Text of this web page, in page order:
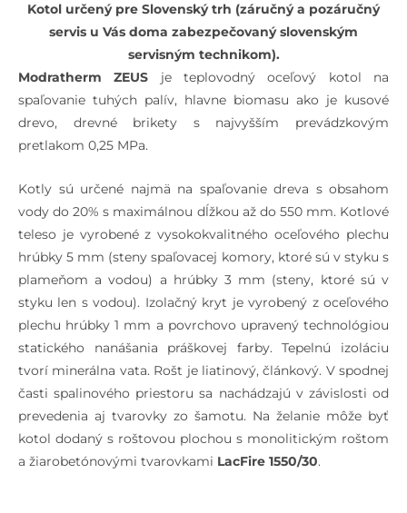
Kotol určený pre Slovenský trh (záručný a pozáručný
servis u Vás doma zabezpečovaný slovenským
servisným technikom).
Modratherm ZEUS je teplovodný oceľový kotol na
spaľovanie tuhých palív, hlavne biomasu ako je kusové
drevo, drevné brikety s najvyšším prevádzkovým
pretlakom 0,25 MPa.
Kotly sú určené najmä na spaľovanie dreva s obsahom
vody do 20% s maximálnou dĺžkou až do 550 mm. Kotlové
teleso je vyrobené z vysokokvalitného oceľového plechu
hrúbky 5 mm (steny spaľovacej komory, ktoré sú v styku s
plameňom a vodou) a hrúbky 3 mm (steny, ktoré sú v
styku len s vodou). Izolačný kryt je vyrobený z oceľového
plechu hrúbky 1 mm a povrchovo upravený technológiou
statického nanášania práškovej farby. Tepelnú izoláciu
tvorí minerálna vata. Rošt je liatinový, článkový. V spodnej
časti spalinového priestoru sa nachádzajú v závislosti od
prevedenia aj tvarovky zo šamotu. Na želanie môže byť
kotol dodaný s roštovou plochou s monolitickým roštom
a žiarobetónovými tvarovkami LacFire 1550/30.